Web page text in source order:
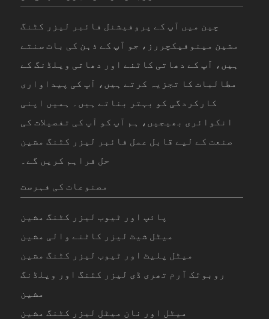
چین میں آپ کے پروفیشنل فائبر لیزر کٹنگ
مشین مینوفیکچررز، جو آپ کے ذہن کی بات سنتے
ہیں، آپ کے دھاتی کاٹنے اور دھاتی ویلڈنگ کے
مطالبات کا تجزیہ کرتے ہیں، آپ کی پیداواری
کارکردگی کو بہتر بناتے ہیں۔ ہمیں اپنی
انکوائری بھیجیں، ہم آپ کو آپ کی تفصیلات کی
صنعت کے لیے قابل عمل فائبر لیزر کٹنگ مشین
حل فراہم کریں گے۔
مصنوعات کی فہرست
پائپ اور ٹیوب لیزر کٹنگ مشین
میٹل شیٹ لیزر کاٹنے والی مشین
میٹل پلیٹ اور ٹیوب لیزر کٹنگ مشین
روبوٹک آرم تھری ڈی لیزر کٹنگ اور ویلڈنگ
مشین
میٹل اور نان میٹل لیزر کٹنگ مشین